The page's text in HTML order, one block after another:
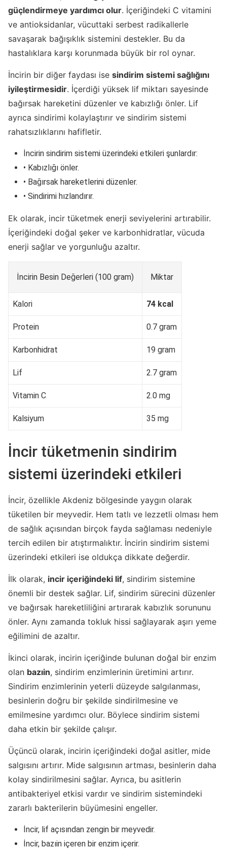
güçlendirmeye yardımcı olur. İçeriğindeki C vitamini
ve antioksidanlar, vücuttaki serbest radikallerle
savaşarak bağışıklık sistemini destekler. Bu da
hastalıklara karşı korunmada büyük bir rol oynar.
İncirin bir diğer faydası ise sindirim sistemi sağlığını
iyileştirmesidir. İçerdiği yüksek lif miktarı sayesinde
bağırsak hareketini düzenler ve kabızlığı önler. Lif
ayrıca sindirimi kolaylaştırır ve sindirim sistemi
rahatsızlıklarını hafifletir.
İncirin sindirim sistemi üzerindeki etkileri şunlardır:
• Kabızlığı önler.
• Bağırsak hareketlerini düzenler.
• Sindirimi hızlandırır.
Ek olarak, incir tüketmek enerji seviyelerini artırabilir.
İçeriğindeki doğal şeker ve karbonhidratlar, vücuda
enerji sağlar ve yorgunluğu azaltır.
İncirin Besin Değerleri (100 gram) Miktar
Kalori 74 kcal
Protein 0.7 gram
Karbonhidrat 19 gram
Lif 2.7 gram
Vitamin C 2.0 mg
Kalsiyum 35 mg
İncir tüketmenin sindirim
sistemi üzerindeki etkileri
İncir, özellikle Akdeniz bölgesinde yaygın olarak
tüketilen bir meyvedir. Hem tatlı ve lezzetli olması hem
de sağlık açısından birçok fayda sağlaması nedeniyle
tercih edilen bir atıştırmalıktır. İncirin sindirim sistemi
üzerindeki etkileri ise oldukça dikkate değerdir.
İlk olarak, incir içeriğindeki lif, sindirim sistemine
önemli bir destek sağlar. Lif, sindirim sürecini düzenler
ve bağırsak hareketliliğini artırarak kabızlık sorununu
önler. Aynı zamanda tokluk hissi sağlayarak aşırı yeme
eğilimini de azaltır.
İkinci olarak, incirin içeriğinde bulunan doğal bir enzim
olan bazıin, sindirim enzimlerinin üretimini artırır.
Sindirim enzimlerinin yeterli düzeyde salgılanması,
besinlerin doğru bir şekilde sindirilmesine ve
emilmesine yardımcı olur. Böylece sindirim sistemi
daha etkin bir şekilde çalışır.
Üçüncü olarak, incirin içeriğindeki doğal asitler, mide
salgısını artırır. Mide salgısının artması, besinlerin daha
kolay sindirilmesini sağlar. Ayrıca, bu asitlerin
antibakteriyel etkisi vardır ve sindirim sistemindeki
zararlı bakterilerin büyümesini engeller.
İncir, lif açısından zengin bir meyvedir.
İncir, bazıin içeren bir enzim içerir.